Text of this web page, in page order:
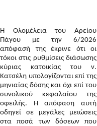
Η Ολομέλεια του Αρείου
Πάγου με την 6/2026
απόφασή της έκρινε ότι οι
τόκοι στις ρυθμίσεις διάσωσης
κύριας κατοικίας του ν.
Κατσέλη υπολογίζονται επί της
μηνιαίας δόσης και όχι επί του
συνολικού κεφαλαίου της
οφειλής. Η απόφαση αυτή
οδηγεί σε μεγάλες μειώσεις
στα ποσά των δόσεων που